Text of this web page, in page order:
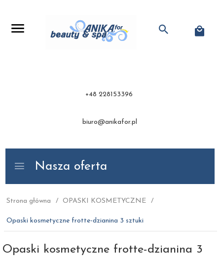
+48 228153396
biuro@anikafor.pl
Nasza oferta
Strona główna OPASKI KOSMETYCZNE
Opaski kosmetyczne frotte-dzianina 3 sztuki
Opaski kosmetyczne frotte-dzianina 3